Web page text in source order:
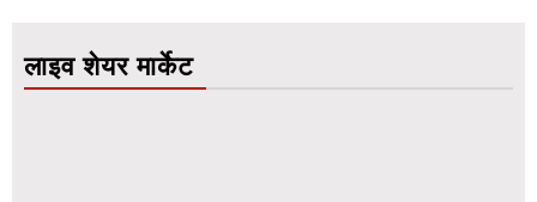
लाइव शेयर मार्केट